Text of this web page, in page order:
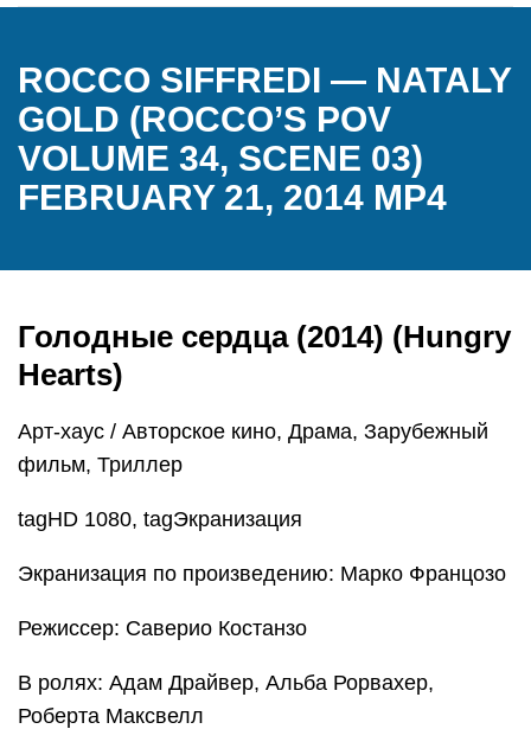
ROCCO SIFFREDI — NATALY
GOLD (ROCCO’S POV
VOLUME 34, SCENE 03)
FEBRUARY 21, 2014 MP4
Голодные сердца (2014) (Hungry
Hearts)
Арт-хаус / Авторское кино, Драма, Зарубежный
фильм, Триллер
tagHD 1080, tagЭкранизация
Экранизация по произведению: Марко Францозо
Режиссер: Саверио Костанзо
В ролях: Адам Драйвер, Альба Рорвахер,
Роберта Максвелл